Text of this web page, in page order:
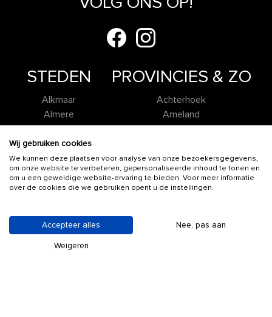
STEDEN
Alkmaar
Almere
Apeldoorn
Arnhem
Breda
Delft
Deventer
Dordrecht
Eindhoven
PROVINCIES & ZO
Achterhoek
Ameland
Flevoland
Friesland
Gelderland
Limburg
Wij gebruiken cookies
We kunnen deze plaatsen voor analyse van onze bezoekersgegevens,
om onze website te verbeteren, gepersonaliseerde inhoud te tonen en
om u een geweldige website-ervaring te bieden. Voor meer informatie
over de cookies die we gebruiken opent u de instellingen.
Accepteer alles Nee, pas aan
Weigeren